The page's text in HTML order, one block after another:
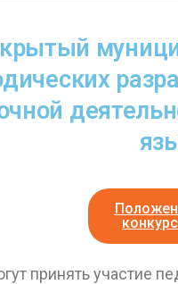
принять участие